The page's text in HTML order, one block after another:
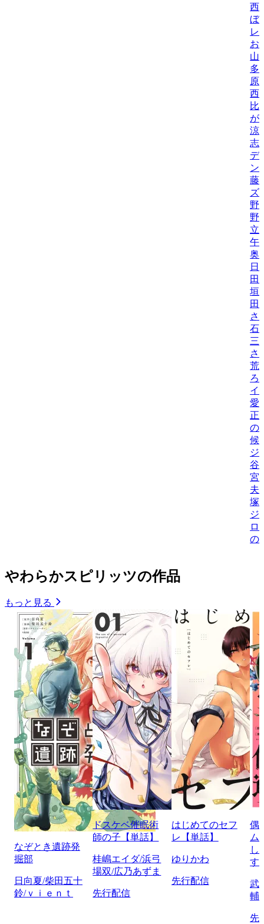
西
ぼ/
レ
お
山
多
原
西
比
が
涼/
志
デ
ン
藤
ズ
野
野
立
午
奥
日
田
垣
田
さ
石
三
さ
荒
ろ
イ
愛
正
の
候/
ジ
谷
宮
夫
塚
ジ
ロ
の
やわらかスピリッツの作品
もっと見る
なぞとき遺跡発
掘部
日向夏/柴田五十
鈴/ｖｉｅｎｔ
ドスケベ催眠術
師の子【単話】
桂嶋エイダ/浜弓
場双/広乃あずま
先行配信
はじめてのセフ
レ【単話】
ゆりかわ
先行配信
偶
ム
し
す
武
輔
先